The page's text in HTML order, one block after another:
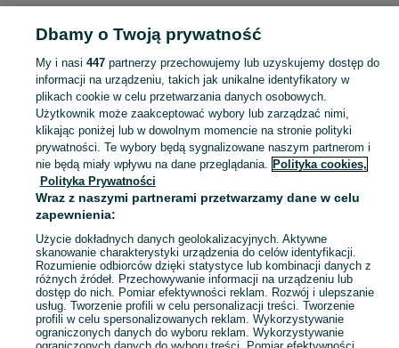
POLSKA » ZACHODNIOPOMORSKIE » SZCZECIN
KATEGORIA
domek ogrodowy dla dzieci, basen z kulkami , zabawki ogrodowe zabawki
Zobacz
Mapa kategorii
Mapa miejscowości
Mapa ministron
Popularne wyszukiwania
Dbamy o Twoją prywatność
My i nasi 447partnerzy przechowujemy lub uzyskujemy dostęp do
informacji na urządzeniu, takich jak unikalne identyfikatory w
plikach cookie w celu przetwarzania danych osobowych.
Użytkownik może zaakceptować wybory lub zarządzać nimi,
klikając poniżej lub w dowolnym momencie na stronie polityki
prywatności. Te wybory będą sygnalizowane naszym partnerom i
nie będą miały wpływu na dane przeglądania. Polityka cookies,
Polityka Prywatności
Wraz z naszymi partnerami przetwarzamy dane w celu
zapewnienia:
Użycie dokładnych danych geolokalizacyjnych. Aktywne
skanowanie charakterystyki urządzenia do celów identyfikacji.
Rozumienie odbiorców dzięki statystyce lub kombinacji danych z
różnych źródeł. Przechowywanie informacji na urządzeniu lub
dostęp do nich. Pomiar efektywności reklam. Rozwój i ulepszanie
usług. Tworzenie profili w celu personalizacji treści. Tworzenie
profili w celu spersonalizowanych reklam. Wykorzystywanie
ograniczonych danych do wyboru reklam. Wykorzystywanie